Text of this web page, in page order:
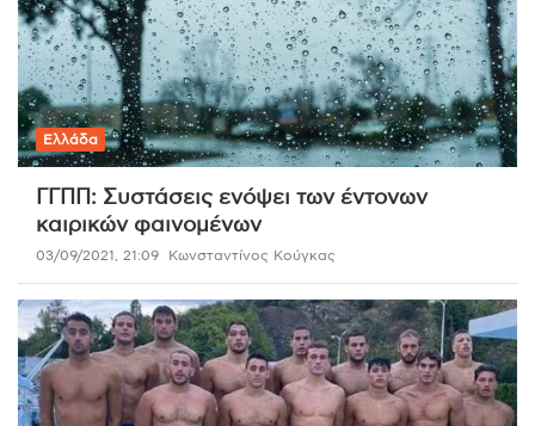
Ελλάδα
ΓΓΠΠ: Συστάσεις ενόψει των έντονων
καιρικών φαινομένων
03/09/2021, 21:09 Κωνσταντίνος Κούγκας